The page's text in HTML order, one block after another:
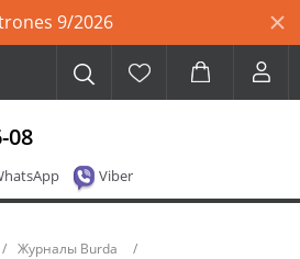
9/2026
Viber
08
Журналы Burda